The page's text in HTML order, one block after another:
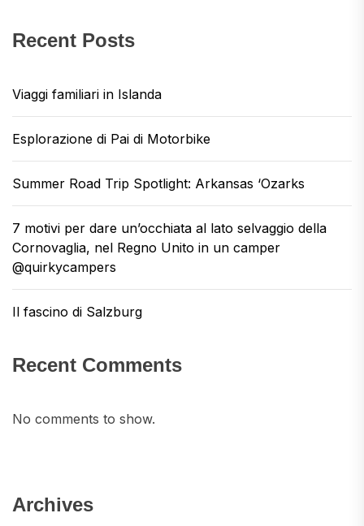
Recent Posts
Viaggi familiari in Islanda
Esplorazione di Pai di Motorbike
Summer Road Trip Spotlight: Arkansas ‘Ozarks
7 motivi per dare un’occhiata al lato selvaggio della
Cornovaglia, nel Regno Unito in un camper
@quirkycampers
Il fascino di Salzburg
Recent Comments
No comments to show.
Archives